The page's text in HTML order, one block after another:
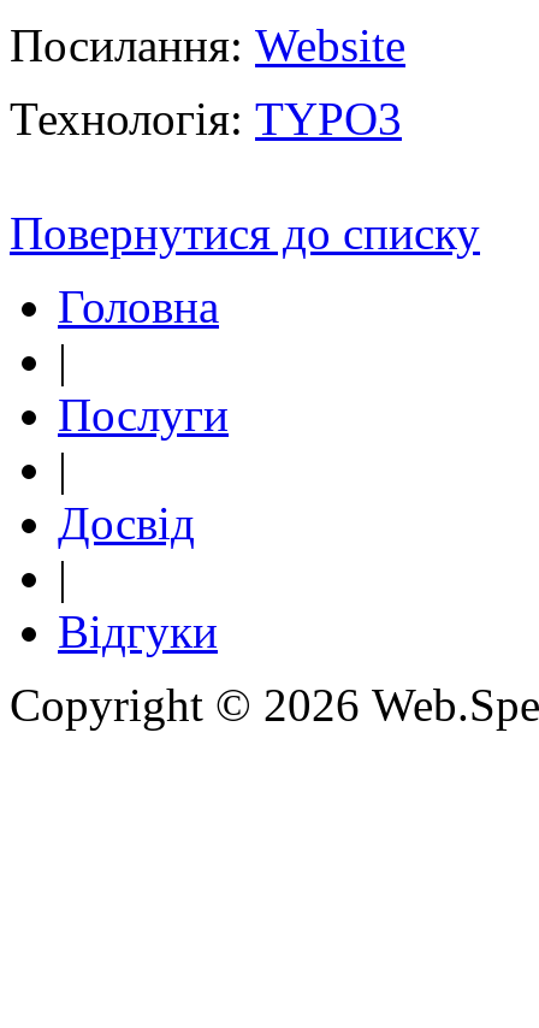
Посилання: Website
Технологія: TYPO3
Повернутися до списку
Головна
|
Послуги
|
Досвід
|
Відгуки
Copyright © 2026